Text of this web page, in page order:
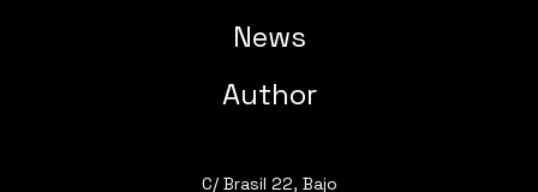
News
Author
C/ Brasil 22, Bajo